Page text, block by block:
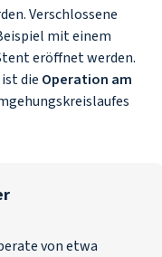
Verschlossene
mit einem
eröffnet werden.
die Operation am
von etwa